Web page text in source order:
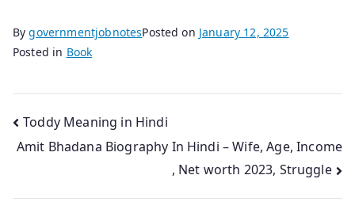
BygovernmentjobnotesPosted on January 12, 2025
Posted in Book
Post
navigation
Toddy Meaning in Hindi
Amit Bhadana Biography In Hindi – Wife, Age, Income
, Net worth 2023, Struggle